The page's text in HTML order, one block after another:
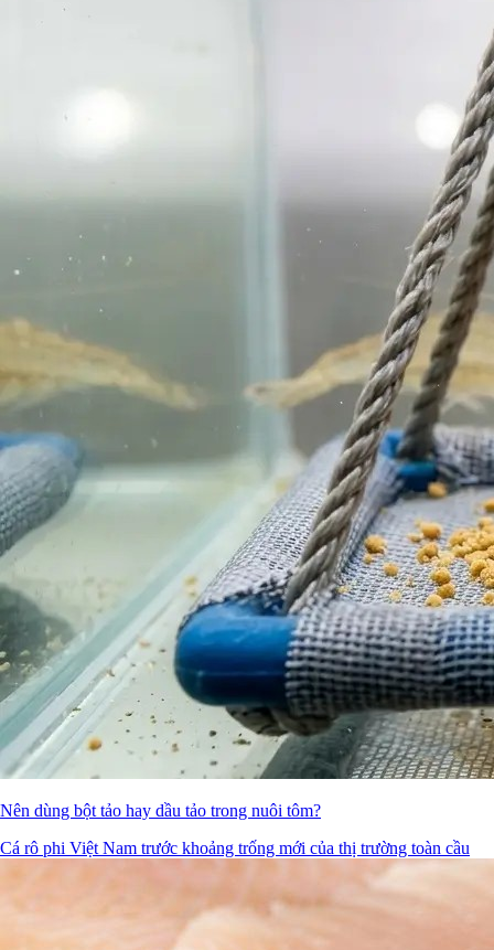
Nên dùng bột tảo hay dầu tảo trong nuôi tôm?
Cá rô phi Việt Nam trước khoảng trống mới của thị trường toàn cầu